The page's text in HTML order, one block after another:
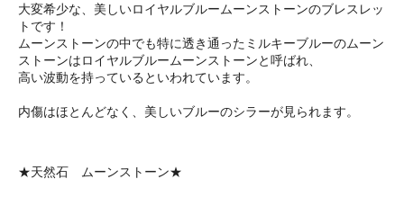
大変希少な、美しいロイヤルブルームーンストーンのブレスレッ
トです！
ムーンストーンの中でも特に透き通ったミルキーブルーのムーン
ストーンはロイヤルブルームーンストーンと呼ばれ、
高い波動を持っているといわれています。
内傷はほとんどなく、美しいブルーのシラーが見られます。
★天然石 ムーンストーン★